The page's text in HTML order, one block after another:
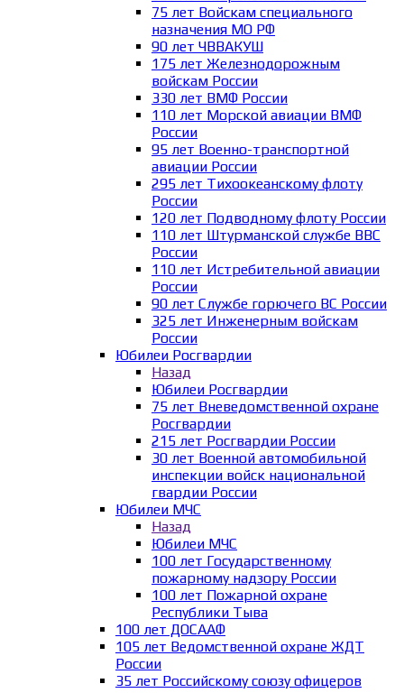
75 лет Войскам специального
назначения МО РФ
90 лет ЧВВАКУШ
175 лет Железнодорожным
войскам России
330 лет ВМФ России
110 лет Морской авиации ВМФ
России
95 лет Военно-транспортной
авиации России
295 лет Тихоокеанскому флоту
России
120 лет Подводному флоту России
110 лет Штурманской службе ВВС
России
110 лет Истребительной авиации
России
90 лет Службе горючего ВС России
325 лет Инженерным войскам
России
Юбилеи Росгвардии
Назад
Юбилеи Росгвардии
75 лет Вневедомственной охране
Росгвардии
215 лет Росгвардии России
30 лет Военной автомобильной
инспекции войск национальной
гвардии России
Юбилеи МЧС
Назад
Юбилеи МЧС
100 лет Государственному
пожарному надзору России
100 лет Пожарной охране
Республики Тыва
100 лет ДОСААФ
105 лет Ведомственной охране ЖДТ
России
35 лет Российскому союзу офицеров